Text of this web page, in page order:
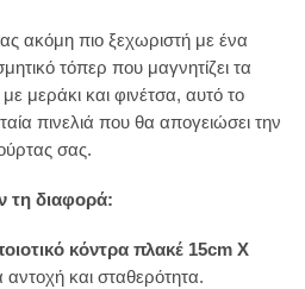
ακόμη πιο ξεχωριστή με ένα
τόπερ που μαγνητίζει τα
μεράκι και φινέτσα, αυτό το
πινελιά που θα απογειώσει την
σας.
τη διαφορά:
κόντρα πλακέ 15cm Χ
αντοχή και σταθερότητα.